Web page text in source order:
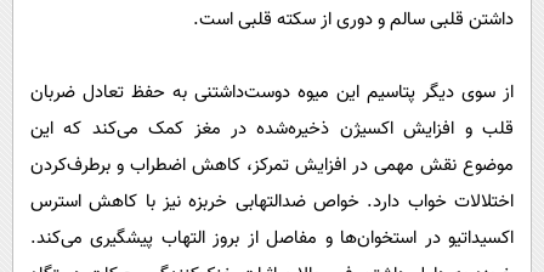
داشتن قلبی سالم و دوری از سکته قلبی است.
از سوی دیگر پتاسیم این میوه دوست‌داشتنی به حفظ تعادل ضربان
قلب و افزایش اکسیژن ذخیره‌شده در مغز کمک می‌کند که این
موضوع نقش مهمی در افزایش تمرکز، کاهش اضطراب و برطرف‌کردن
اختلالات خواب دارد. خواص ضدالتهابی خربزه نیز با کاهش استرس
اکسیداتیو در استخوان‌ها و مفاصل از بروز التهاب پیشگیری می‌کند.